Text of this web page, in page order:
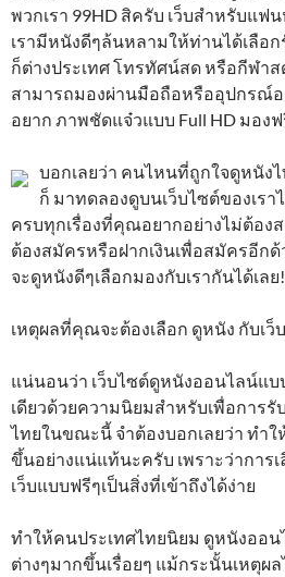
พวกเรา 99HD สิครับ เว็บสำหรับแฟ
เรามีหนังดีๆล้นหลามให้ท่านได้เลือ
ก็ต่างประเทศ โทรทัศน์สด หรือกีฬา
สามารถมองผ่านมือถือหรืออุปกรณ์อ
อยาก ภาพชัดแจ๋วแบบ Full HD มอง
บอกเลยว่า คนไหนที่ถูกใจดูหนัง
ก็ มาทดลองดูบนเว็บไซต์ของเรา
ครบทุกเรื่องที่คุณอยากอย่างไม่ต้องส
ต้องสมัครหรือฝากเงินเพื่อสมัครอีก
จะดูหนังดีๆเลือกมองกับเรากันได้เลย!
เหตุผลที่คุณจะต้องเลือก ดูหนัง กับเว็
แน่นอนว่า เว็บไซต์ดูหนังออนไลน์แบ
เดียวด้วยความนิยมสำหรับเพื่อการ
ไทยในขณะนี้ จำต้องบอกเลยว่า ทำ
ขึ้นอย่างแน่แท้นะครับ เพราะว่าการ
เว็บแบบฟรีๆเป็นสิ่งที่เข้าถึงได้ง่าย
ทำให้คนประเทศไทยนิยม ดูหนังออน
ต่างๆมากขึ้นเรื่อยๆ แม้กระนั้นเหตุ